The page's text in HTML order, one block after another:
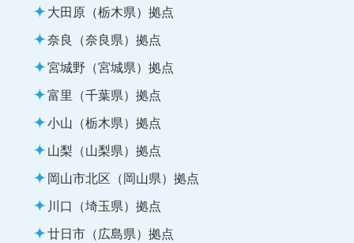
大田原（栃木県）拠点
奈良（奈良県）拠点
宮城野（宮城県）拠点
富里（千葉県）拠点
小山（栃木県）拠点
山梨（山梨県）拠点
岡山市北区（岡山県）拠点
川口（埼玉県）拠点
廿日市（広島県）拠点